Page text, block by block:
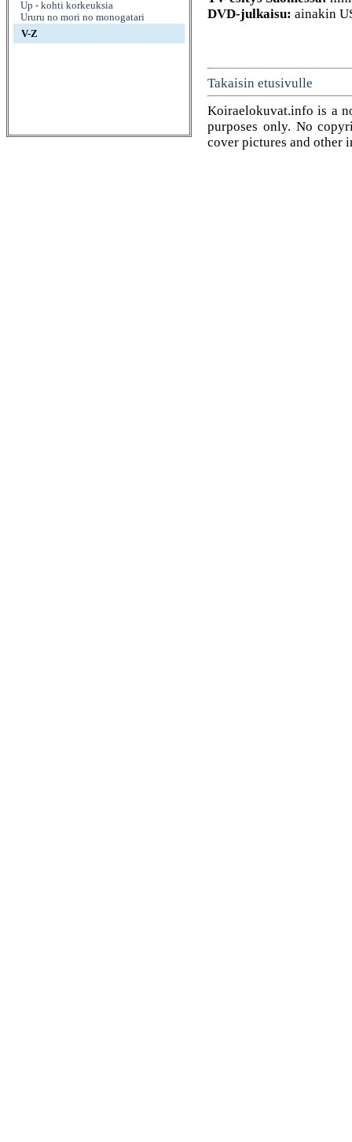
Up - kohti korkeuksia
Ururu no mori no monogatari
V-Z
DVD-julkaisu: ainakin
Takaisin etusivulle
Koiraelokuvat.info is a
purposes only. No
cover pictures and other